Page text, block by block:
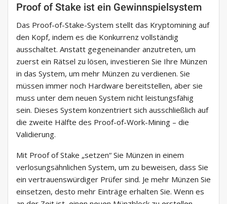
Proof of Stake ist ein Gewinnspielsystem
Das Proof-of-Stake-System stellt das Kryptomining auf
den Kopf, indem es die Konkurrenz vollständig
ausschaltet. Anstatt gegeneinander anzutreten, um
zuerst ein Rätsel zu lösen, investieren Sie Ihre Münzen
in das System, um mehr Münzen zu verdienen. Sie
müssen immer noch Hardware bereitstellen, aber sie
muss unter dem neuen System nicht leistungsfähig
sein. Dieses System konzentriert sich ausschließlich auf
die zweite Hälfte des Proof-of-Work-Mining – die
Validierung.
Mit Proof of Stake „setzen“ Sie Münzen in einem
verlosungsähnlichen System, um zu beweisen, dass Sie
ein vertrauenswürdiger Prüfer sind. Je mehr Münzen Sie
einsetzen, desto mehr Einträge erhalten Sie. Wenn es